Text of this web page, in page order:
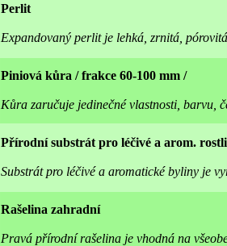
Perlit
Expandovaný perlit je lehká, zrnitá,
Piniová kůra / frakce 60-100 mm /
Kůra zaručuje jedinečné vlastnosti, barvu,
Přírodní substrát pro léčivé a arom.
Substrát pro léčivé a aromatické byliny je
Rašelina zahradní
Pravá přírodní rašelina je vhodná na